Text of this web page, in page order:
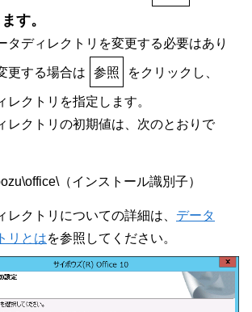
す。
タディレクトリを変更する必要はあり
更する場合は 参照 をクリックし、
レクトリを指定します。
レクトリの初期値は、次のとおりで
（インストール識別子）
レクトリについての詳細は、 データ
リとはを参照してください。